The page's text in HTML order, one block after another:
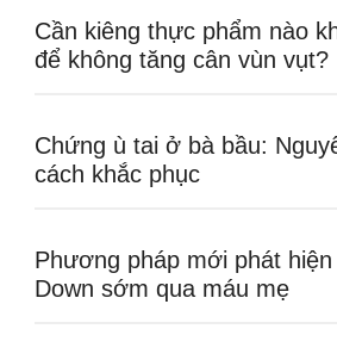
Cần kiêng thực phẩm nào
để không tăng cân vùn vụt?
Chứng ù tai ở bà bầu:
cách khắc phục
Phương pháp mới phát hiện
Down sớm qua máu mẹ